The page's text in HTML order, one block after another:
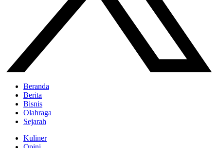
Beranda
Berita
Bisnis
Olahraga
Sejarah
Kuliner